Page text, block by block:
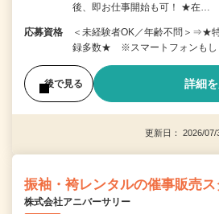
後、即お仕事開始も可！ ★在…
応募資格
＜未経験者OK／年齢不問＞⇒★
録多数★ ※スマートフォンもし
後で見る 詳細
更新日： 2026/
振袖・袴レンタルの催事販売ス
株式会社アニバーサリー